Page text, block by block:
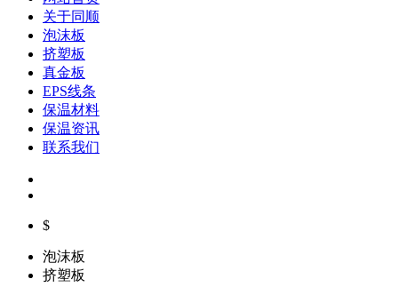
关于同顺
泡沫板
挤塑板
真金板
EPS线条
保温材料
保温资讯
联系我们
$
泡沫板
挤塑板